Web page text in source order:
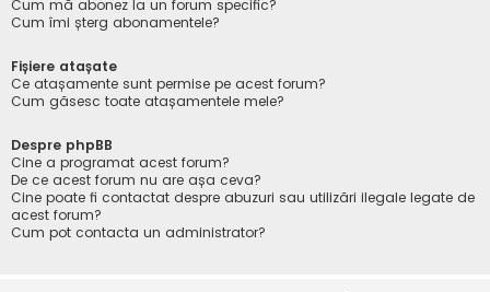
Cum mă abonez la un forum specific?
Cum îmi șterg abonamentele?
Fișiere atașate
Ce atașamente sunt permise pe acest forum?
Cum găsesc toate atașamentele mele?
Despre phpBB
Cine a programat acest forum?
De ce acest forum nu are așa ceva?
Cine poate fi contactat despre abuzuri sau utilizări ilegale legate de
acest forum?
Cum pot contacta un administrator?